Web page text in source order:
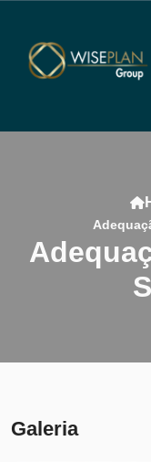
adequação iso 27701 em
Galeria